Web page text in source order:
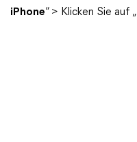
iPhone“ > Klicken Sie auf „